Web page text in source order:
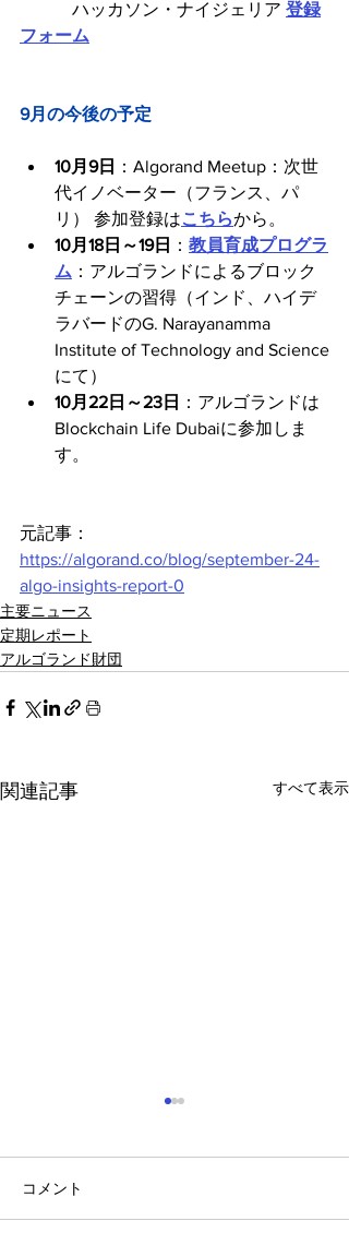
ハッカソン・ナイジェリア 登録
フォーム
9月の今後の予定
10月9日
：Algorand Meetup：次世
代イノベーター（フランス、パ
リ） 参加登録はこちらから。
10月18日～19日
： 教員育成プログラ
ム ：アルゴランドによるブロック
チェーンの習得（インド、ハイデ
ラバードのG. Narayanamma
Institute of Technology and Science
にて）
10月22日～23日
：アルゴランドは
Blockchain Life Dubaiに参加しま
す。
元記事：
https://algorand.co/blog/september-24-
algo-insights-report-0
主要ニュース
定期レポート
アルゴランド財団
関連記事 すべて表示
コメント